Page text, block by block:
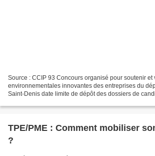
Source : CCIP 93 Concours organisé pour soutenir et
environnementales innovantes des entreprises du
Saint-Denis date limite de dépôt des dossiers de
http://www.ccip93.ccip.fr/upload/pdf/developpement/
TPE/PME : Comment mobiliser
?